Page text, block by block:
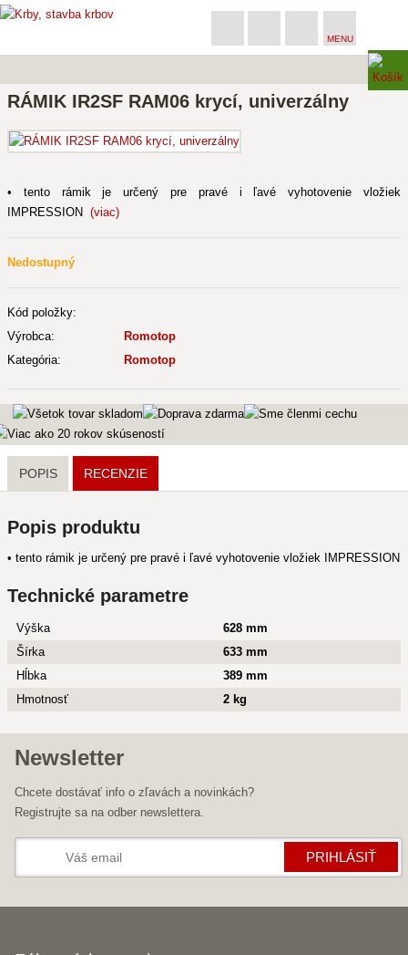
MENU
RÁMIK IR2SF RAM06 krycí, univerzálny
• tento rámik je určený pre pravé i ľavé vyhotovenie vložiek
IMPRESSION (viac)
Nedostupný
Kód položky:
Výrobca:
Romotop
Kategória:
Romotop
POPIS RECENZIE
Popis produktu
• tento rámik je určený pre pravé i ľavé vyhotovenie vložiek IMPRESSION
Technické parametre
Výška
628 mm
Šírka
633 mm
Hĺbka
389 mm
Hmotnosť
2 kg
Newsletter
Chcete dostávať info o zľavách a novinkách?
Registrujte sa na odber newslettera.
PRIHLÁSIŤ